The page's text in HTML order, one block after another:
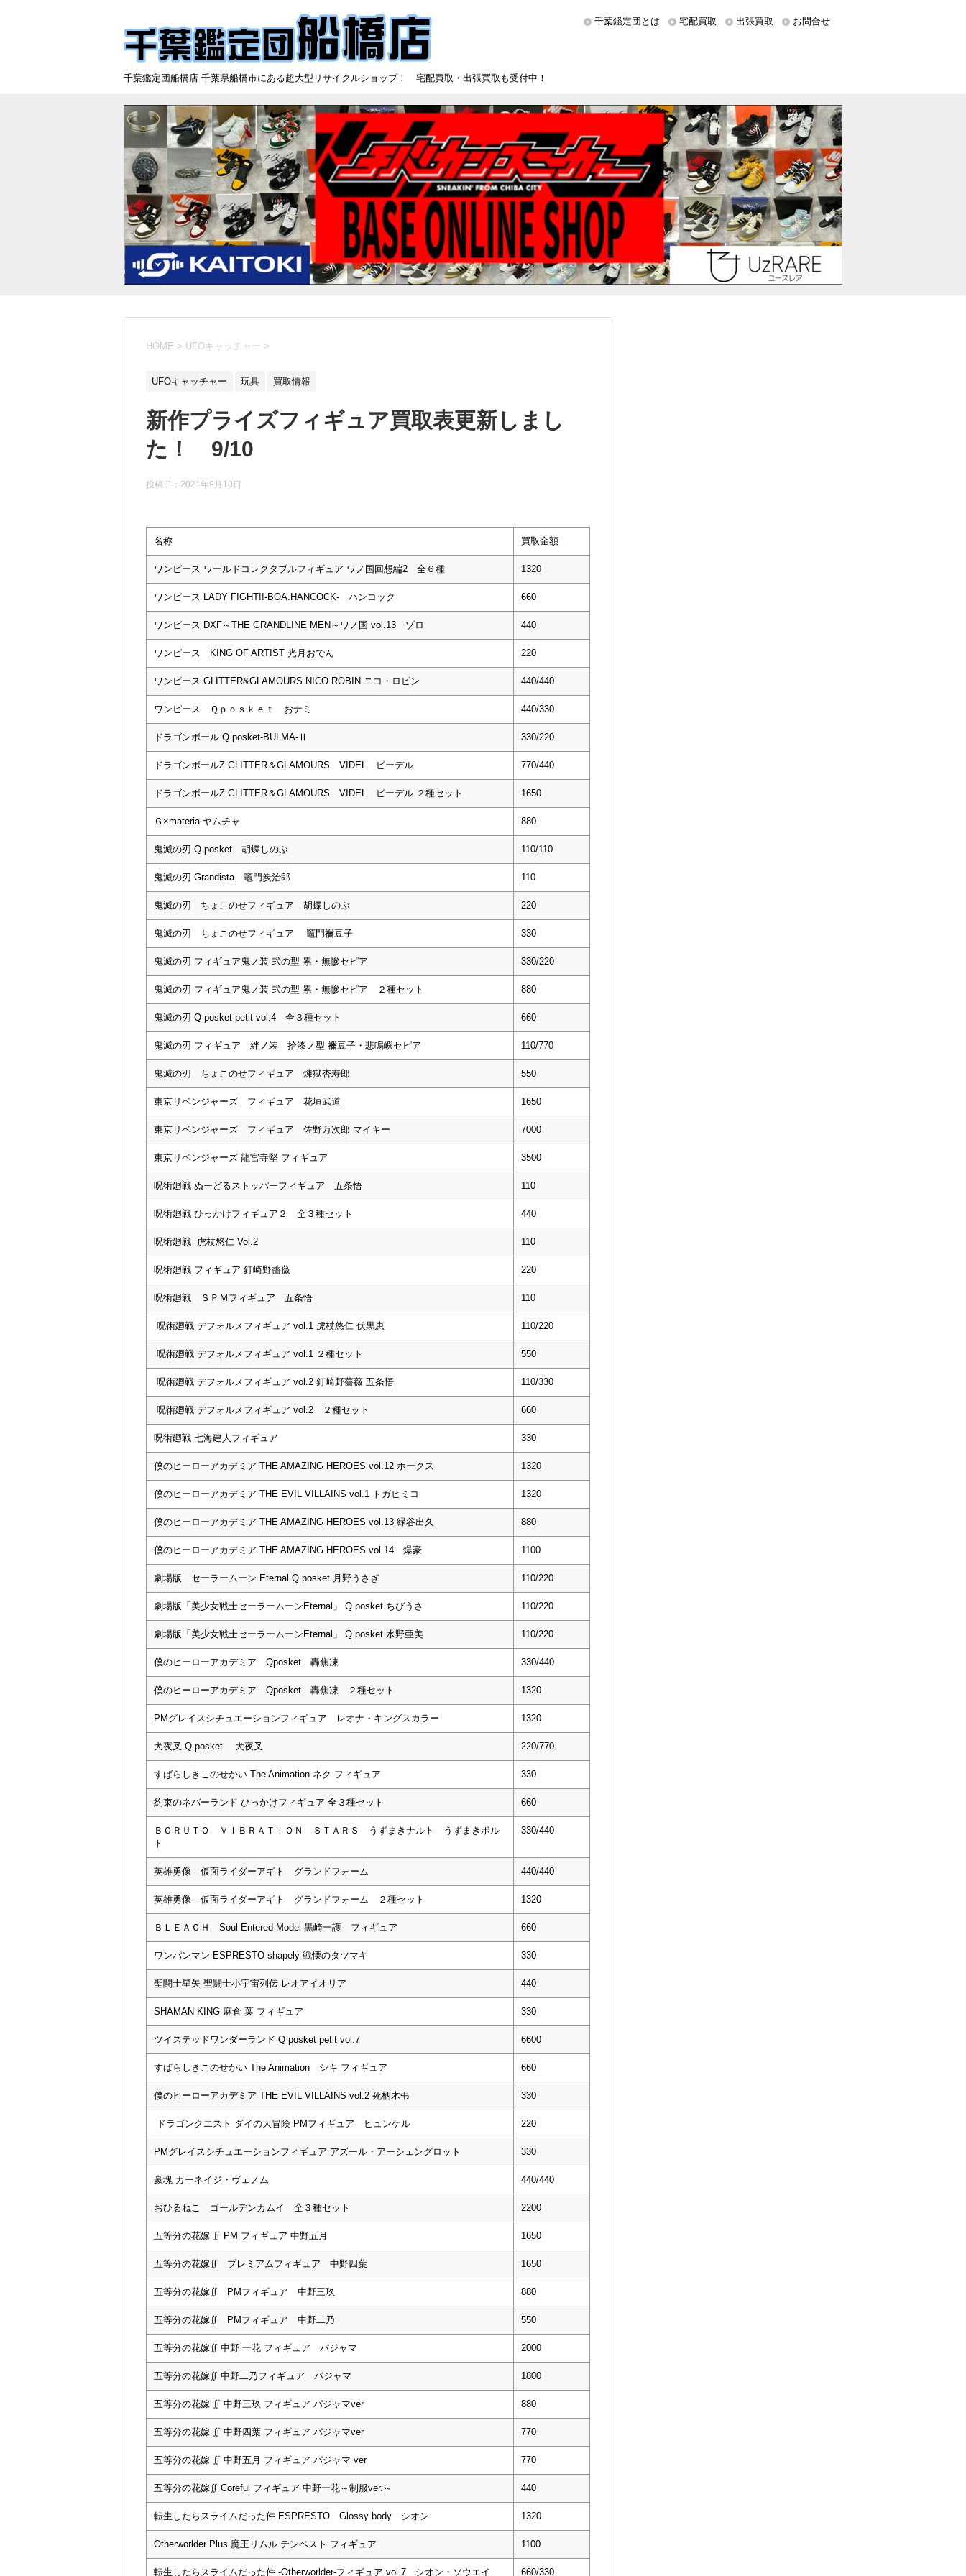
千葉鑑定団船橋店 千葉県船橋市にある超大型リサイクルショップ！ 宅配買取・出張買取も受付中！
千葉鑑定団とは 宅配買取 出張買取 お問合せ
HOME > UFOキャッチャー >
UFOキャッチャー 玩具 買取情報
新作プライズフィギュア買取表更新しまし
た！ 9/10
投稿日： 2021年9月10日
名称 買取金額
ワンピース ワールドコレクタブルフィギュア ワノ国回想編2 全６種 1320
ワンピース LADY FIGHT!!-BOA.HANCOCK- ハンコック 660
ワンピース DXF～THE GRANDLINE MEN～ワノ国 vol.13 ゾロ 440
ワンピース KING OF ARTIST 光月おでん 220
ワンピース GLITTER&GLAMOURS NICO ROBIN ニコ・ロビン 440/440
ワンピース Ｑｐｏｓｋｅｔ おナミ 440/330
ドラゴンボール Q posket-BULMA-Ⅱ 330/220
ドラゴンボールZ GLITTER＆GLAMOURS VIDEL ビーデル 770/440
ドラゴンボールZ GLITTER＆GLAMOURS VIDEL ビーデル ２種セット 1650
Ｇ×materia ヤムチャ 880
鬼滅の刃 Q posket 胡蝶しのぶ 110/110
鬼滅の刃 Grandista 竈門炭治郎 110
鬼滅の刃 ちょこのせフィギュア 胡蝶しのぶ 220
鬼滅の刃 ちょこのせフィギュア 竈門禰豆子 330
鬼滅の刃 フィギュア鬼ノ装 弐の型 累・無惨セピア 330/220
鬼滅の刃 フィギュア鬼ノ装 弐の型 累・無惨セピア ２種セット 880
鬼滅の刃 Q posket petit vol.4 全３種セット 660
鬼滅の刃 フィギュア 絆ノ装 拾漆ノ型 禰豆子・悲鳴嶼セピア 110/770
鬼滅の刃 ちょこのせフィギュア 煉獄杏寿郎 550
東京リベンジャーズ フィギュア 花垣武道 1650
東京リベンジャーズ フィギュア 佐野万次郎 マイキー 7000
東京リベンジャーズ 龍宮寺堅 フィギュア 3500
呪術廻戦 ぬーどるストッパーフィギュア 五条悟 110
呪術廻戦 ひっかけフィギュア２ 全３種セット 440
呪術廻戦 虎杖悠仁 Vol.2 110
呪術廻戦 フィギュア 釘崎野薔薇 220
呪術廻戦 ＳＰＭフィギュア 五条悟 110
呪術廻戦 デフォルメフィギュア vol.1 虎杖悠仁 伏黒恵 110/220
呪術廻戦 デフォルメフィギュア vol.1 ２種セット 550
呪術廻戦 デフォルメフィギュア vol.2 釘崎野薔薇 五条悟 110/330
呪術廻戦 デフォルメフィギュア vol.2 ２種セット 660
呪術廻戦 七海建人フィギュア 330
僕のヒーローアカデミア THE AMAZING HEROES vol.12 ホークス 1320
僕のヒーローアカデミア THE EVIL VILLAINS vol.1 トガヒミコ 1320
僕のヒーローアカデミア THE AMAZING HEROES vol.13 緑谷出久 880
僕のヒーローアカデミア THE AMAZING HEROES vol.14 爆豪 1100
劇場版 セーラームーン Eternal Q posket 月野うさぎ 110/220
劇場版「美少女戦士セーラームーンEternal」 Q posket ちびうさ 110/220
劇場版「美少女戦士セーラームーンEternal」 Q posket 水野亜美 110/220
僕のヒーローアカデミア Qposket 轟焦凍 330/440
僕のヒーローアカデミア Qposket 轟焦凍 ２種セット 1320
PMグレイスシチュエーションフィギュア レオナ・キングスカラー 1320
犬夜叉 Q posket 犬夜叉 220/770
すばらしきこのせかい The Animation ネク フィギュア 330
約束のネバーランド ひっかけフィギュア 全３種セット 660
ＢＯＲＵＴＯ ＶＩＢＲＡＴＩＯＮ ＳＴＡＲＳ うずまきナルト うずまきボル
ト
330/440
英雄勇像 仮面ライダーアギト グランドフォーム 440/440
英雄勇像 仮面ライダーアギト グランドフォーム ２種セット 1320
ＢＬＥＡＣＨ Soul Entered Model 黒崎一護 フィギュア 660
ワンパンマン ESPRESTO-shapely-戦慄のタツマキ 330
聖闘士星矢 聖闘士小宇宙列伝 レオアイオリア 440
SHAMAN KING 麻倉 葉 フィギュア 330
ツイステッドワンダーランド Q posket petit vol.7 6600
すばらしきこのせかい The Animation シキ フィギュア 660
僕のヒーローアカデミア THE EVIL VILLAINS vol.2 死柄木弔 330
ドラゴンクエスト ダイの大冒険 PMフィギュア ヒュンケル 220
PMグレイスシチュエーションフィギュア アズール・アーシェングロット 330
豪塊 カーネイジ・ヴェノム 440/440
おひるねこ ゴールデンカムイ 全３種セット 2200
五等分の花嫁 ∬ PM フィギュア 中野五月 1650
五等分の花嫁∬ プレミアムフィギュア 中野四葉 1650
五等分の花嫁∬ PMフィギュア 中野三玖 880
五等分の花嫁∬ PMフィギュア 中野二乃 550
五等分の花嫁∬ 中野 一花 フィギュア パジャマ 2000
五等分の花嫁∬ 中野二乃フィギュア パジャマ 1800
五等分の花嫁 ∬ 中野三玖 フィギュア パジャマver 880
五等分の花嫁 ∬ 中野四葉 フィギュア パジャマver 770
五等分の花嫁 ∬ 中野五月 フィギュア パジャマ ver 770
五等分の花嫁∬ Coreful フィギュア 中野一花～制服ver.～ 440
転生したらスライムだった件 ESPRESTO Glossy body シオン 1320
Otherworlder Plus 魔王リムル テンペスト フィギュア 1100
転生したらスライムだった件 -Otherworlder-フィギュア vol.7 シオン・ソウエイ 660/330